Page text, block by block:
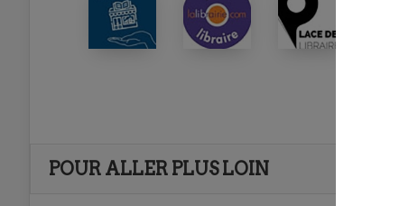
POUR ALLER PLUS LOIN